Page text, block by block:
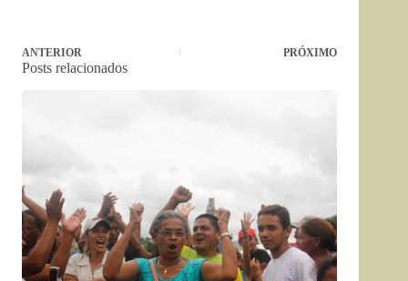
ANTERIOR PRÓXIMO
Posts relacionados